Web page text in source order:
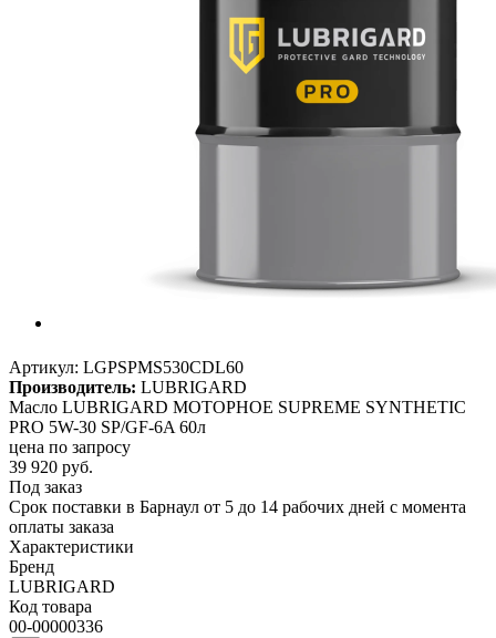
Артикул: LGPSPMS530CDL60
Производитель: LUBRIGARD
Масло LUBRIGARD МОТОРНОЕ SUPREME SYNTHETIC
PRO 5W-30 SP/GF-6A 60л
цена по запросу
39 920 руб.
Под заказ
Срок поставки в Барнаул от 5 до 14 рабочих дней с момента
оплаты заказа
Характеристики
Бренд
LUBRIGARD
Код товара
00-00000336